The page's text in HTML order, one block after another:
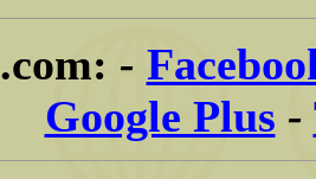
.com: -
Google Plus -